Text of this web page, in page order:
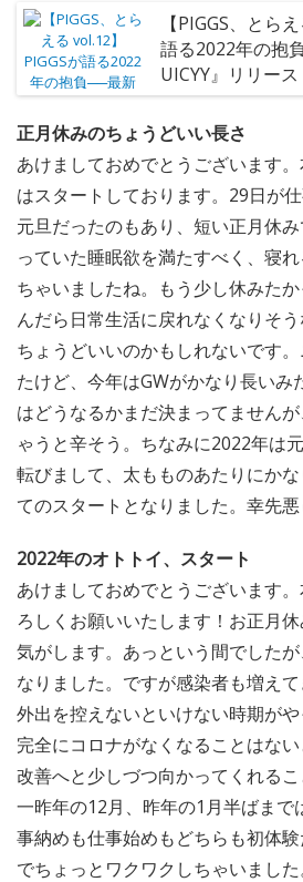
【PIGGS、とら
語る2022年の抱
UICYY』リリース
正月休みのちょうどいい長さ
あけましておめでとうございます
はスタートしております。29日が
元旦だったのもあり、短い正月休
っていた睡眠欲を満たすべく、寝
ちゃいましたね。もう少し休みた
んだら日常生活に戻れなくなりそ
ちょうどいいのかもしれないです
たけど、今年はGWがかなり長いみ
はどうなるかまだ決まってません
ゃうと辛そう。ちなみに2022年は
転びまして、太もものあたりにか
てのスタートとなりました。幸先
2022年のオトトイ、スタート
あけましておめでとうございます
ろしくお願いいたします！お正月
気がします。あっという間でした
なりました。ですが感染者も増え
外出を控えないといけない時期がや
完全にコロナがなくなることはな
改善へと少しづつ向かってくれるこ
一昨年の12月、昨年の1月半ばまで
事納めも仕事始めもどちらも初体
でちょっとワクワクしちゃいまし